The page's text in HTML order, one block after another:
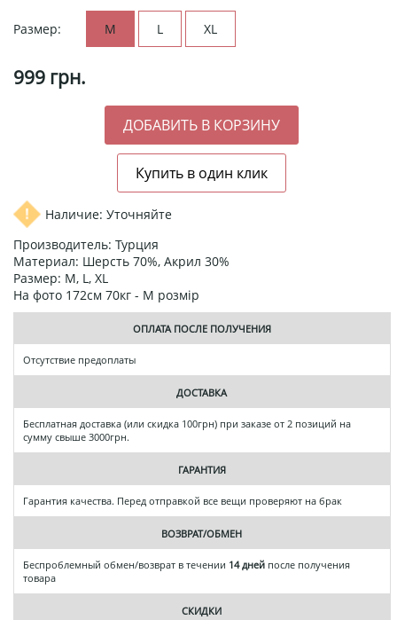
Размер: M L XL
999 грн.
Наличие: Уточняйте
Производитель: Турция
Материал: Шерсть 70%, Акрил 30%
Размер: M, L, XL
На фото 172см 70кг - М розмір
ОПЛАТА ПОСЛЕ ПОЛУЧЕНИЯ
Отсутствие предоплаты
ДОСТАВКА
Бесплатная доставка (или скидка 100грн) при заказе от 2 позиций на
сумму свыше 3000грн.
ГАРАНТИЯ
Гарантия качества. Перед отправкой все вещи проверяют на брак
ВОЗВРАТ/ОБМЕН
Беспроблемный обмен/возврат в течении 14 дней после получения
товара
СКИДКИ